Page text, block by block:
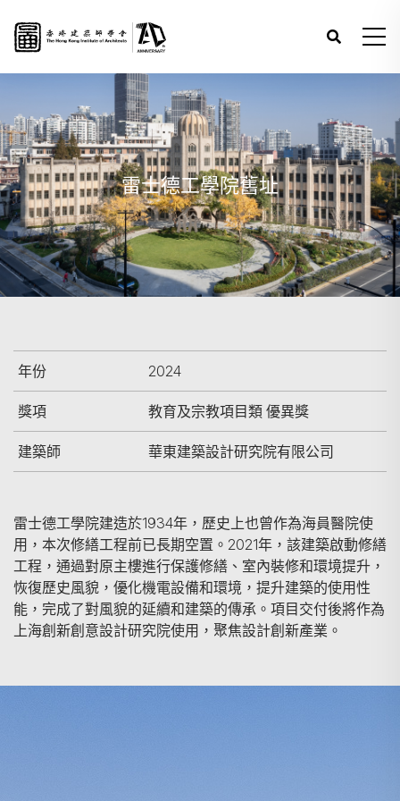
雷士德工學院舊址
年份 2024
獎項 教育及宗教項目類 優異獎
建築師 華東建築設計研究院有限公司
雷士德工學院建造於1934年，歷史上也曾作為海員醫院使
用，本次修繕工程前已長期空置。2021年，該建築啟動修繕
工程，通過對原主樓進行保護修繕、室內裝修和環境提升，
恢復歷史風貌，優化機電設備和環境，提升建築的使用性
能，完成了對風貌的延續和建築的傳承。項目交付後將作為
上海創新創意設計研究院使用，聚焦設計創新產業。